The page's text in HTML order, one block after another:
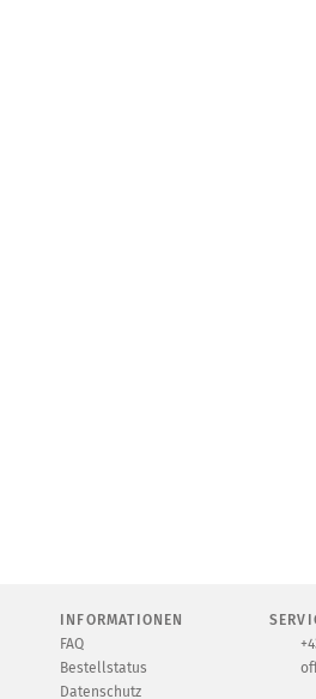
INFORMATIONEN
FAQ
Bestellstatus
Datenschutz